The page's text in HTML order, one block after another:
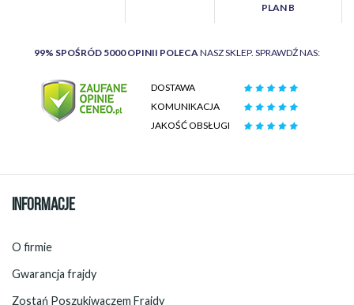
PLAN B
99% SPOŚRÓD 5000 OPINII POLECA NASZ SKLEP. SPRAWDŹ NAS:
DOSTAWA
KOMUNIKACJA
JAKOŚĆ OBSŁUGI
INFORMACJE
O firmie
Gwarancja frajdy
Zostań Poszukiwaczem Frajdy